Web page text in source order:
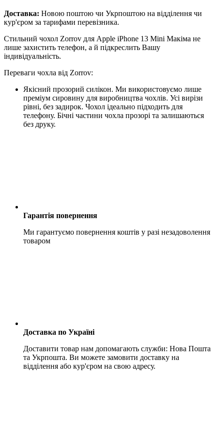
Доставка: Новою поштою чи Укрпоштою на відділення чи
кур'єром за тарифами перевізника.
Стильний чохол Zorrov для Apple iPhone 13 Mini Макіма не
лише захистить телефон, а й підкреслить Вашу
індивідуальність.
Переваги чохла від Zorrov:
Якісний прозорий силікон. Ми використовуємо лише
преміум сировину для виробництва чохлів. Усі вирізи
рівні, без задирок. Чохол ідеально підходить для
телефону. Бічні частини чохла прозорі та залишаються
без друку.
Гарантія повернення
Ми гарантуємо повернення коштів у разі незадоволення
товаром
Доставка по Україні
Доставити товар нам допомагають служби: Нова Пошта
та Укрпошта. Ви можете замовити доставку на
відділення або кур'єром на свою адресу.